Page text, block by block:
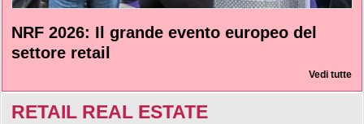
NRF 2026: Il grande evento europeo del
settore retail
Vedi tutte
RETAIL REAL ESTATE